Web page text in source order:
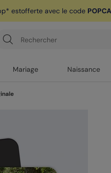
estofferte avec le code
Mariage Naissance